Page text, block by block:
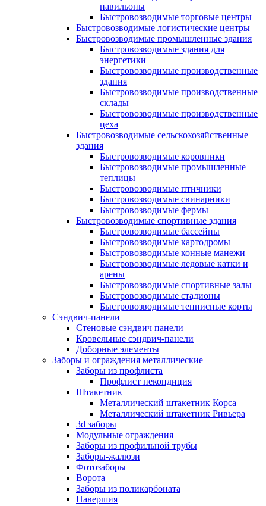
павильоны
Быстровозводимые торговые центры
Быстровозводимые логистические центры
Быстровозводимые промышленные здания
Быстровозводимые здания для
энергетики
Быстровозводимые производственные
здания
Быстровозводимые производственные
склады
Быстровозводимые производственные
цеха
Быстровозводимые сельскохозяйственные
здания
Быстровозводимые коровники
Быстровозводимые промышленные
теплицы
Быстровозводимые птичники
Быстровозводимые свинарники
Быстровозводимые фермы
Быстровозводимые спортивные здания
Быстровозводимые бассейны
Быстровозводимые картодромы
Быстровозводимые конные манежи
Быстровозводимые ледовые катки и
арены
Быстровозводимые спортивные залы
Быстровозводимые стадионы
Быстровозводимые теннисные корты
Сэндвич-панели
Стеновые сэндвич панели
Кровельные сэндвич-панели
Доборные элементы
Заборы и ограждения металлические
Заборы из профлиста
Профлист некондиция
Штакетник
Металлический штакетник Корса
Металлический штакетник Ривьера
3d заборы
Модульные ограждения
Заборы из профильной трубы
Заборы-жалюзи
Фотозаборы
Ворота
Заборы из поликарбоната
Навершия